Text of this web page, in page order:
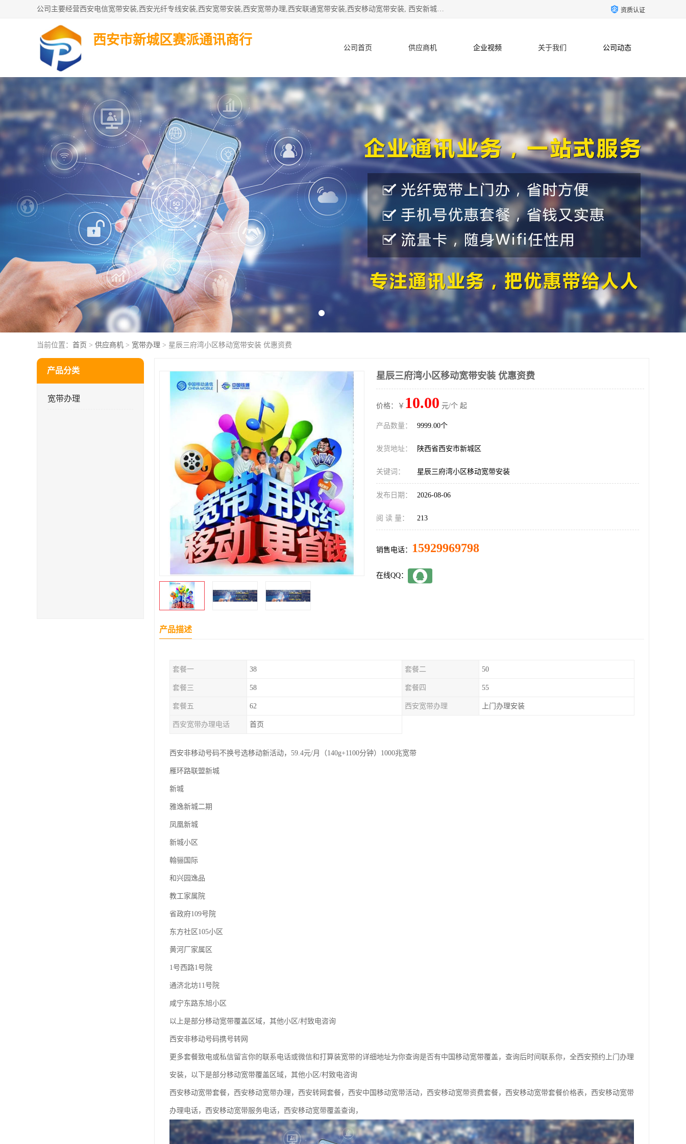
公司主要经营西安电信宽带安装,西安光纤专线安装,西安宽带安装,西安宽带办理,西安联通宽带安装,西安移动宽带安装, 西安新城赛派通讯商行从事西安地区的联通，移动，电信宽带安装，光纤专线安装，宽带办理等业务 资质认证
西安市新城区赛派通讯商行
公司首页 供应商机 企业视频 关于我们 公司动态
产品知识 客户案例 联系方式
当前位置： 首页 > 供应商机 > 宽带办理 > 星辰三府湾小区移动宽带安装 优惠资费
产品分类
宽带办理
星辰三府湾小区移动宽带安装 优惠资费
价格：￥ 10.00 元/个 起
产品数量： 9999.00个
发货地址： 陕西省西安市新城区
关键词： 星辰三府湾小区移动宽带安装
发布日期： 2026-08-06
阅 读 量： 213
销售电话： 15929969798
在线QQ：
产品描述
套餐一 38 套餐二 50
套餐三 58 套餐四 55
套餐五 62 西安宽带办理 上门办理安装
西安宽带办理电话 首页
西安非移动号码不换号选移动新活动，59.4元/月（140g+1100分钟）1000兆宽带
雁环路联盟新城
新城
雅逸新城二期
凤凰新城
新城小区
翰骊国际
和兴园逸品
教工家属院
省政府109号院
东方社区105小区
黄河厂家属区
1号西路1号院
通济北坊11号院
咸宁东路东旭小区
以上是部分移动宽带覆盖区域，其他小区/村致电咨询
西安非移动号码携号转网
更多套餐致电或私信留言你的联系电话或微信和打算装宽带的详细地址为你查询是否有中国移动宽带覆盖，查询后时间联系你，全西安预约上门办理
安装，以下是部分移动宽带覆盖区域，其他小区/村致电咨询
西安移动宽带套餐，西安移动宽带办理，西安转网套餐，西安中国移动宽带活动，西安移动宽带资费套餐，西安移动宽带套餐价格表，西安移动宽带
办理电话，西安移动宽带服务电话，西安移动宽带覆盖查询，